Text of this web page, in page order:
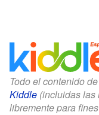
Todo el contenido
Kiddle (incluidas las
libremente para